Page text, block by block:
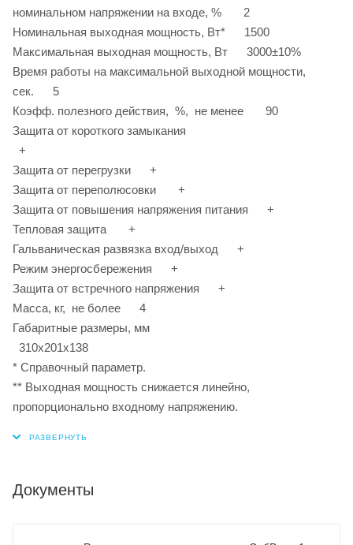
номинальном напряжении на входе, % 2
Номинальная выходная мощность, Вт* 1500
Максимальная выходная мощность, Вт 3000±10%
Время работы на максимальной выходной мощности,
сек. 5
Коэфф. полезного действия, %, не менее 90
Защита от короткого замыкания
+
Защита от перегрузки +
Защита от переполюсовки +
Защита от повышения напряжения питания +
Тепловая защита +
Гальваническая развязка вход/выход +
Режим энергосбережения +
Защита от встречного напряжения +
Масса, кг, не более 4
Габаритные размеры, мм
310х201х138
* Справочный параметр.
** Выходная мощность снижается линейно,
пропорционально входному напряжению.
Документы